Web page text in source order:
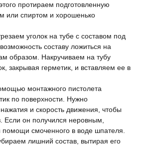
протираем подготовленную
или спиртом и хорошенько
уголок на тубе с составом под
составу ложиться на
образом. Накручиваем на тубу
закрывая герметик, и вставляем ее в
монтажного пистолета
по поверхности. Нужно
и скорость движения, чтобы
Если он получился неровным,
смоченного в воде шпателя.
лишний состав, вытирая его